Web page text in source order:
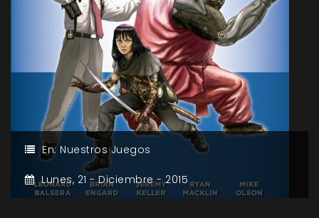
En: Nuestros Juegos
Lunes, 21 -Diciembre -2015